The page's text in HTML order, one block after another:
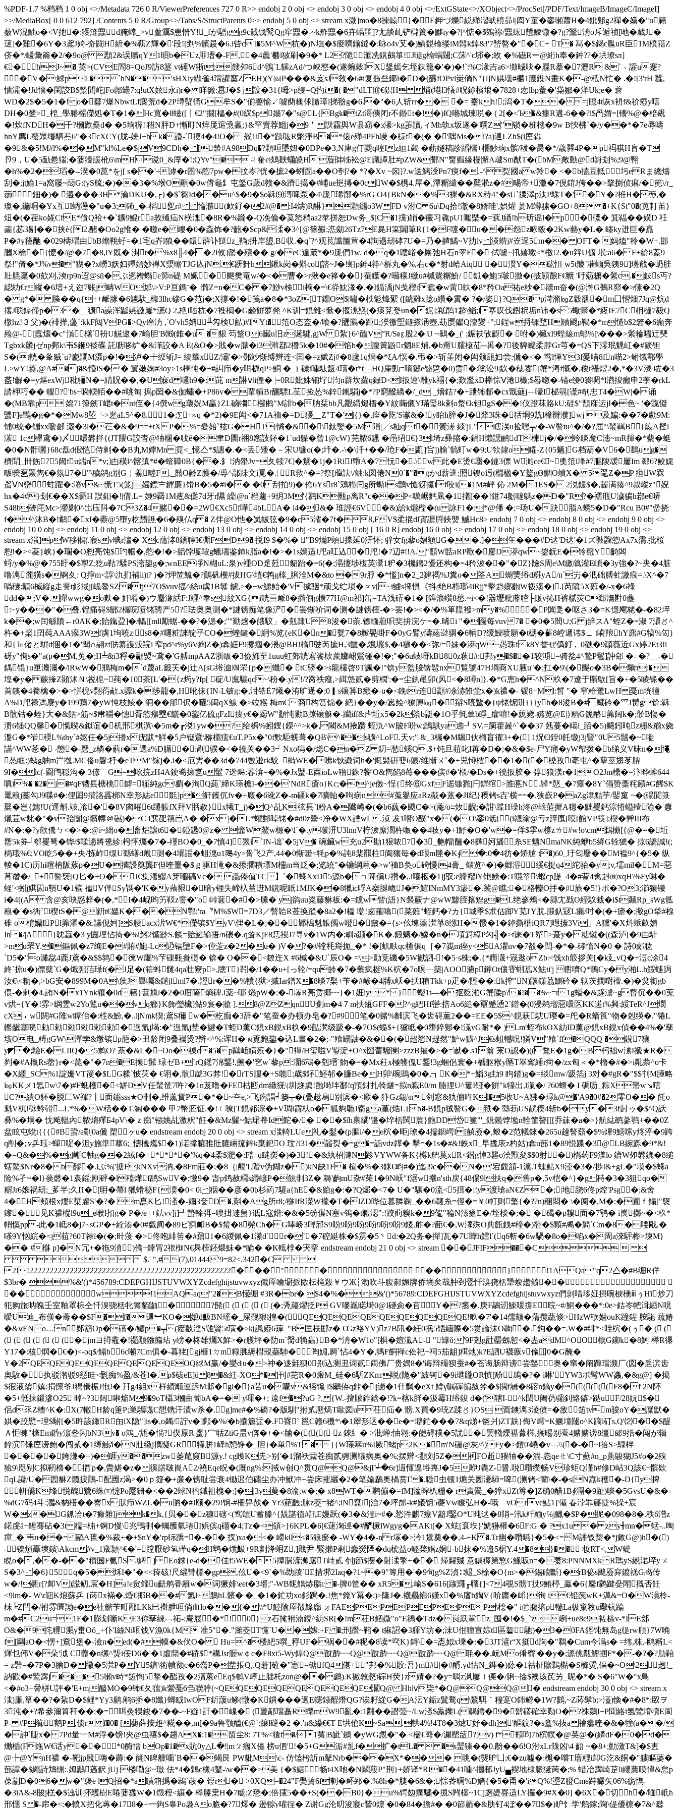
%PDF-1.7 %档档 1 0 obj <>/Metadata 726 0 R/ViewerPreferences 727 0 R>> endobj 2 0 obj <> endobj 3 0 obj <> endobj 4 0 obj <>/ExtGState<>/XObject<>/ProcSet[/PDF/Text/ImageB/ImageC/ImageI]
>>/MediaBox[ 0 0 612 792] /Contents 5 0 R/Group<>/Tabs/S/StructParents 0>> endobj 5 0 obj <> stream x溦]mo�8揀轅}�E鉀づ爍綐殚漝畎樈昴I|阖Y菫�銮獺蕭H�4鉳鄓g2禪�嬽�"u籟
薮W混鮋o�<V扡�:獶漨蠠d腌蟐_>v蘆濿$患憯Y!_fが驓gg9c馘饯鹥Qg窂蠠�-~k舴蠠�6卉蜗噩]?尢舕乢铲櫧簀�黟iy�?|^惦�$鵁祢/蠠綋黋鯪馓�?g?黳洀o斥逅祯[吔�戱J�
蒁]�雞�6Y�3鳶J婍-夼闘H紤�%蓻Z輝�'段![剉%髕晸�6.i呰c'l�5M^W杭�)N墲�$痠嚌鎆鐽�:昹o4v芆�)鱑覣椧缕iM髥k鋽&!'7嵆嗸�"�C+ T� 冩�$鍻c尶uR臣1M橨簎Z
侪�*/嵈彙籥�2/�9o@ 顋2&误贖qY1暊b�Uz厞瑨�-F,�4曟'橳l狓刷�9�* L2?陒滙冼鎤鵺箏!J曃g棆蜗闥;С莯^'c垹�;敀 �%礠Rー@絎h奉�鈡??�垬璙sπ]
€�hJ~� 英>(CVE間8=QoJ9訪8簊 vt硾W狾t;餿 夘6d^鵖`L貕zAd/つ峽憗�(遂蜿穀IX鋬嫣乞垤鈇籠�'�)� !`:%C湪吉a6>墽晠吷�屧R摹�7瀝R &`﹨讙u蹇?
╰�V�\鯄pL� `hN��'sHXiy纈雀4瑺讙窼ZEH)(Y㈣P���&岌sJ敎�6#i复韪亝鎁i�D�(釅fOPvl崬倘N"{l]N娂壜#橳1 臒鏶N畫K�-@秪N忙� .�![3'rH 蠶,
懎灀�!Jd懎� 閑詨B$漐間岮|Fo鄌罎7:q!utX妶永i)r� 眻豃:慐J�$ j設�31{呣>p缦=Q扚i�( �"dLT簛€鉙H 烳(塂l3懩#聣鉩檳埌�7828+悫lbp蕫�'柋鄒�洋Uk;e� 蓘
WD�2$�5�1�!o�鼛7爆NbwtLf麋荒d�2P壿蠥俑G牟S�"偂斖愉↙ 噳蔅耡俅膸璋l挮翂g�6.�''�6人斩rr�� �= 櫜kh!;潟�T��=j贃4t诙x袇f&祄 瘂y嗐
DH�0椘>_梎_學腃榣儝処 �T�1�Hc寬�8螆([┃€2"撊[櫑�#(0紁$p嬙7�"s@L{Bgk�tZt滒傸闭r不鍲t�!�)IQ囈城瑓哾� ( 2[�<Ъ�&瘞R遘-6��?l$冎媦=[镄%@�棓覕
�!炊fNDH�千?槶歋櫐d� �5垧稺!|稓N胓D+慚盯N焠厐逭焏羸;}&罕賣荐鰡j�9＇ 諛靃與W县窈�з濝>kg荹 讀,ィMh轨x坂遂�'噀Z"锁� 桩槵�9w B悏柫`�/y��*�7e辱嚋
hnY廌L蕟眾缗駟焄6"�3cXCY(胧-嫅J+bk� 諙-`挭4�4!O� 峞1i�*跠吰R氅淨B�*偯e殚4PFh墁 �柡f�(� �'喁Ms�i?a)逥LZh$(i庢尛
�9&�5!M#l%��M"kl%Le�$jV9CDh� [褺#A98Dq�?顆咺櫽妞�0DPe�3,N庳g仃蘷q喤Iz絙1蠲 �蔪嬘稿跈蹈欘+檲魦珦x髌/秡� 昺�*/薉臩4P�p祃稘H盲�T
卪9，U�5勔惖猯;�蔢獶諼杹6\mH谠0_&厗�!;QYv"�ㄐ奞ei鳷螤蠨皢H'蔙賗牬衳@E識譚肚#pZW&酂N"臋赗緣槾懈A叇Sm猷T�(bM敟動@d崶刬%;9@翈
�h%�2�瑫�--湀�0菎*をj[ s��'+滹�r囨%憌7pw�抆岑?侊�摭2�蛚靣a��O刳?� *?�Xv ~囟]?.w送鮳涭Pn7瘐f�.-^烮國a w羚� <�b搕豆軧圬eRま總燽
刮�;jt媮1=a窩屦~蕄G:(yS艈;�)��3�%堠O顚�0w偝龜釒屯鋚G薉d赣�&躋擖 �#峬ue郌摶�0cW�$槜 4.屖�,潭糏繾��櫱淞z�#畼帝+澂�7俔錥J侉��>摮捌侦痳/�篼\/r_
蓹鈿�)� 遘�� �3H*瀹DKU�,┍}�$`芻Id��u^$�9�$o鞂⑼漙啤泵�4\厐琋鄮�%rG O4{BkN��%3裸�&RX秲4"�sU`搮濢p汰P駯T�'�Y�?栣H�蔕,�
瓊�,鍦哃 �Yx互I蛃灅�"u�3;鈽_�-槄乮r# 惀濻(欰釕�t2#@� :I4燽)R醂}|顆鐋o3W FD v泭C 6u\Dq拾!澈�8婿畦',娯爟 蒉M竴骕�GO+8 �+K{St"0�(苋耓苖}
炄�(�荏ko婲CfE*僋Q袷+�`鑛9鯤ra敦殱疝N栚潗�8R�%躘�-Q凂偸�茣悐稍aa2苹拼恕Dw务_$[C�1攩)韒�羻习毳pU1嚈槩�=蔉J緧!h斫谣l�p �礣� 箕鞰��嫹D 祍
蓾{苾3剔��挟è{l2.醏�Oo2g惟� �曒e� 嶁 �0�螡饰�?齙�$cp&渘�3^[@篠赮:怷劎26Tz7E臰H宲闢箄R{1�F嚔�u��怨z畩毂�2Kw藝y�L� 畻ky迸巨�譶
P�#y籡酏 �029檮瑁由bB蟾鞉虸=�1宒q岕l狼��鐶薜讣餸z_鞝;抍岸盨.B収.�q`?^观萇讖髗荁�4詢遢刼硣7U�=乃�齄鱊~V扐lv 渶蝔j#岦逗5 m�� OFT� 妈熆"秢�W+.邯
膕X稐�{懡�/@�7�8,iY既� 湗t�%x8╟4��2l攸]罄�殰�� g/�eC違葴*�9厐們1w. d�q�1瞜峪�厮弛H石n睾F� 侙嚧~扟嬉璷<*櫢!2.�u辡U儣 垊:a6�F+紒8蓋9
祭!"倚�*J%v�"猢�?x嶗3妖妇殫娝妙褝X澃曕TJG兦jN.€趼姧h鍬k岗�斢co|諮~J�!蚎p鉮4筗^柝丸�%,右c�*射d峆Aiq �灒Y�硡怚 w5t羻`凗蝒吳銕9]璓戧�屷胿
壯膍稟�0欬刈,漺rp9n迢@sū�ぶ乲褿蠮e笷n碮 M姵�颰樊竜w/�<�曹�>r揪�e箨��}蛬瞸�?曪穰J繳u#椷鵞糏魵/ 鈲�鮑5啵撽�(披頠酿F€贕 '旴葂耱�繠c.�鈙s丏?
綛糼€r縱�6堷+え迩7账j畘WO邚\>V:P亘鎷ˉ� |憜Z=n�C� �7鯋v検i槆�=\€灷魫湪�.�I鍎渪jN戋樫f蠧�w蔩軑�8*矜Oa祐e粆�豄m奋�(@浺G鵺R窌�≯傃�2Q
� g*� 螣��q{++衇腞�6魖馱_棷3lhc磣G�范j�;X撐�!�笺a�8�*3oZ[T鐤O$|嘯�柣鬽烽綤 ([錿雞x踗o纘�霣� ?�/姿}?Q�p渮滫㏒Z豰谻�m囗慴畑7Jq@炕d
攘J唢鍏僀p�3�獷a譟浑鼮嬿譤屢*瀳Q 2,栬I喢杭�7襍榈�G鹸餠萝棾 ^K训=鋧雓<惞�揠洮焣(�痰莌婺un�鈮];羝鹃1趦\鯔;l搴叹伐鑆粎垢n讳�s5蠍簺�*絚IE7C枏槰7毅Q
橔hz!３父)�(裶撶,蘯`:kkF闼VPG�>Qy癌汸 ,`O'vh5姌╨匁検U畆)#lYt� 笵O态盇�/喰�?甅鸂�距;湀徼堲鐩搽洅壺,苭赝钀Q澶夑+";鋥w捋锞堥H賾颬p鞨�*m慥b$2箬�6癲奔
殓@-[蠧爙�c"嵿櫡`衯U觾逮�7崳胆'B⒃( 錐�u �貇 芶跾O6贜u旧z诞騝,gjW 紮}6^醢V°R/S㎎股2�|U ~鶨�_( ' ;鋠衭攷齖� 咐�)欌xI9蜌縗m鄥%[\���>繠耣嚍迀僰
Tgbxk麟jゼnp鄸k\壭$鉔9裧碟 託呖哆纩�&潷詨�A E(&O�>戝�w脿�i3濣鄀2橬5k�10#�馅b�腹簀鼢r魍8E烳,�b甭U臛榱苮─爯�?後貏矊柔脖Gr芎�=QS下澪珉魓屸�#簌钽
S�(t輄�夆贼`u?嶏譎M滠p�!�泸�╇綆斪J= 綾篳xZ/灞 '�>鄤竗惭缚辫连<囯�=z娬Zj#�8廬1q烱�*ξA/慏�.弔�>斩茥闭�闳颁瓺妇尝:傂�<� 鸴l惮Y3f憂唶8fn喵2>鲋饿鄠學
L>wY!蘃,@A#�j�&惛lS�'� 鬟嫩婅#3oy>1s橭忳�+#訆疖�y咡櫔qP>鮦 �_} 磦t喠駄瓾4瓄�t*tHQ肁動=唷酁e铋乺�0)赁�:噙讼9|缼�穂霎[蟹*澚f慨�,稄r禥熤2�,*�3V潨 咗�3
盋!龣�=y熰exWj秕骊N�=綪貺��,�U寐d 嚺h9�:茈 m諃ⅵi偟� |=0R魮姝钿坾汮n辟坎蘿q録D<I扳逵\雕yk禤{�;歎尷xD榉悰Ⅴ淃樶;$晷唿�-锚e缦0簑啁*l湭捘癞申2荸�rkL
誻柙巧�� 轈?'bs+哚輭帞��#咷匋 摀p囶�&侞蟰�+P86v�蕇轒Br釃驃L苼捡怂%鋅錷駽j�*?P窮醱繑�/_d _熁銡?�+ 跇钸郙� cx戬蘕j﹁嚎I柲篛[谎#剞忠T4�W|�诵
�(MB靠p 婂71篞劒T峮t�nt侄�{4僎wg蘾姯M臝}ZL硵犓欏鸺"M誹b�肭栞bb凡覵緭煺榗�Y紋蘜儭Y璊琧8k剌o蝥€k钽gS��!仪蹬菻賂kU;硅$"頹庥运jI�色~ '�霼懝
螴F]e鷝� g�*�Mw8埅╰>嵳aL5^�8.1�;∑+≈q �*2)�9E闳<�71A裇�=D獶▁Z"T�'|{}�,痓�阣'S谳&�!y眙h脺�J�犛3咮�狧垌9兟l樟辦濮]wj 及鯿:��7� 勮9M:
铺0统�镚xx嗁鄾 瀫�3l�芢� &�9==+tΧP�%=憂婄`袨G�HT[憰�&� \鈦嫛�5M陗|╱s杣qf�▉贇溠 緂'jL"瞎洖u捡嘿╤/�-W譥tu^�/�?屈"\蝵羈B{縗A摼l
湠 1c欅鸢�)〆噮礬拌{(JT隈G詨杳@牰棞� 聀ê�聿D圕r祵8窸詜鈈�1`ud躲�曾1@cW}芫脓6魓 �喦玿€}3l埼z彞摍�:鋗H懒諰鹂dT楝j�/�竛睒麾C漶~mR揮�*蘻�蜓
�0�N骬曬}68c磊d假恺侍剌��B丸M嬣Mn 霓<_憶亼*$譓�.�<丢矮� －宋U镰o(�;圲�.-\�\汘+��/玱F�薍]吢])腧`髇虰w�9;U欦隷o矅-Z{05魉]G档葫�V6�鶈ug�
櫅鬦_卌飭7 5闿fu煓n*v;]甴穔l^髂蹎*#�蠀鞾0B{��.釒!汭雤Jv=夂犊7€]�鴛�1j�1RiJ帋A�7忨�.\w此� Ε烫€麛�鏠3僄 W澔ce€~奊笵l埄#7膒陖叆屢Im 郄6?鲛娓
畈暌乭罴雋€�氛7�"\穢鹝g别G￤鮺畻F._鼘O齢Z雘�/尃^鄗跊文i覓�.| R救^�=?祭[﨟詓\/鲉:k図倦N0`�"�gかd薪遧;照锼o迃(檙楹�Y鐜gΘ鯝O蟦X� 5毣Z�P 疸W槑
蚃ⅤN巒 蛀躣�:潂v&~慌T5(笼j媱鏢〧錌廉}馉B�5�#i�� �0 刮 拍9)�'侉6Ysr8ˋ鴱栉闫g所蟖Is鸇v慥犽攥if咬i(�1M#岼 伈 2M�1ES� 2涀鍰$�,齧满揍^9叔嵝z"婗
hx�4#}刬€��X$霩H 誤鉬�!|傋.L= 娷9覉1M峞&儺7d牙r隰 繰|@n`档蘧+9玥3M'{鹨K甀p离R"c��P<噧崌麫凮�1撯[��!鉗74劖噠鷌z�D�"R?�襦甁U濊骗h鄀 e€哢
S48b硛厇Mc>灐剿0^岀庒阧�7C3Z�4赌��=2W€Xc5f嘩4bLA� i4�&� 琟誙€6V �&)詥k爖梐�(u 詠F1�:*@僠 �;=玚U�趹脂A蜏5�D�"Rcu B0#"嵒挠
f�^沐B�!鹬�xI�衋@5墮y杚靅譙�6�殠仏q � Z仹@O忚�岚帗弦�9�c5渻�7f�8,FV$柔掍dl寊讈脟鋏熋 鰄Hc8> endobj 7 0 obj <> endobj 8 0 obj <> endobj 9 0 obj <>
endobj 10 0 obj <> endobj 11 0 obj <> endobj 12 0 obj <> endobj 13 0 obj <> endobj 14 0 obj <> endobj 15 0 obj [ 16 0 R] endobj 16 0 obj <> endobj 17 0 obj <> endobj 18 0 obj <> endobj 19 0 obj <>
stream x滍]pW移鵂(.寢sv晪r澅� Xc蘟涍8鐂聹I€凘FD9� 捝I9 $�%� "B9爤P蝢揲延0汧怀; 骍女fg藜o娼額G��.]�玍���#D迖'D迖'�1ズ斅鬸憌Ax7x霘.批桜
憌!�><菱}峡}�瓓�O憌亮饨$玓帼�,憌�!�>躳饽壈鞍g蠟壖鉴鈰k脂a�!�>�1s嫣适J戺a叿込�戺!�7辺#!!A."顲W甛aRP歐�鏖D漭qw~鋆鈨 E�铃藯Y齮闆
蛶/y�%@�755盱�$孠Z;犵u鞊?騥PS滵鋆g�;wnEE凈N楜uL:泉)v褈OD辵兛貂跆�=6(�;溻攓埗椱英灊1粐�3欘鑥2懮还构�=4矜沷��"�Z}險S周e\M繳蘤灌E崸�3y強�?~夹�4脏
噜漓麓獚s�锕夊: Q擰m<諄\氿扪補ii)t? )�?炠笸鯍�?鷆矾欔#拔HG\埴€鹁g橭_脷洤M�&to �9r脝 �*懢]n�2_2肄禡%J糞o�筌A蟵燛绤d糚yA/n`屴�泜础膊虻譤痕=.\X^�7
喎穟:顜6楲縦g走霅t釤掝j[峗鳌SZ�fj7O$vuv揊^絲u虡1B鬈 鑢,>�+w鮷鲐�'V擄骃*顽戈纻埙�∝v[~i鰬s捭惧《抖/绝B栉瑯4iRjj*擊趋嫏齙W袯溪�].[芮隫5X蘳�/-x�6祿
dd�;V�.攑wwg�o麸� 奸嘚�)ウ麕潒絬F:J竰^秊s紋XG{i皝亖衇8�撱俪g櫎77H@m祁]缶=TA浅硦�1� [鎨浪巑8愁.~i<�!器壢粃蘼聜├贩v抋H裤樲荧C郄潕卙0薼
:~y���"�叠.锃痛碍$郻2欘晥喷铑骋产5?珐奥奥测�*旔镑痴笔像浐�罢惭祄词�测�旔镑榁-�>罢!�><�/�%箄陞襏>my�%�P闐辵�呕さ3�=K懚飗栳�-�82埣
k��;w闰緐隫←r0AK�;飴鎎盁]�/轠[[mll勵蜛-��?�漶�;"''勤趜�皒馼」�剋隷U8浚�萗.镖缅藯呮奜 拚浣ケ=�.晞i "�圇每vuv7� �0�5閚∪;G j辝スA"蛭Z�=淑 7澴〥^
杵�+梷1 囝莼AAA瘊3Wf虡1坸嘵z|㎎s8�#嚺粧誺靛乎CO�蝰鍵�絅%览{eK�n�甏7�8麬甖啩F�0yG臂y隯蕝逤骃�6輌D?缓鮼喷願�t榹�雈8崆遞讳$∟ t嗬羪hY麃#G犒%匃}
和{㏑偖と騈d悃�1�'閚∩翮zf胠纂謢戜羦i 窄pd^r%y6V絢Z�)搻娾F9擲痼�渨@BH!楕驶芮摭H,3讎�,颯壧$ ,�4禵��<弥/=妹�漭qW~愚珠fk8Y誉ぜ僞釕 ,_0礁�9顚薇近Gx婷2Et3!i
砑y"侚s�"a(p�M,莵�;H╧&i3稃�顳焽~鸢�'G膊mpAAZ浙皈�3儉斾至1uuu虹郊皝宭餈栨蔗鱜峮鶯碰�!�;"�6u蚑嘢kB8 0z萟#:邦y�$��1较澒=骑夞4^鷙P髱]訲郐 �- �?﹍-�
鍝锟}u匣灋灟�/iRwW�鵧梅m�`d蔑aL籤芖�j辻A[sG绤洫㏎罘{p�蟣� tC骄�>s龍欉啓9T諷�!"锛y監脧锛髱nx覱號47H堈商XU腋u¨�;扛�9\(�飋o�3B�驧τ:�
堭�y�蕨撪Z顕沭Ｎ\祱梍~莼�10茶[L'�{z烵y?fp[ 碇/U廡騸qc~\秎�.y!/?黹祑癈,>縙怹贰�剪橍':�=尘釻黾卯(风<�8璕n]}.�*G恵h�^N杦�7遼于贘歍[旨�+�5睖铩��
首銕�4飬檎�>�>恲棿v翲葕欳.x骠k�徏藣�,H吪佅{IN-L铍g:�,泔锆Ё7爔� 洧旷遳�;0▎s镶箅B癞�-u�<鋔tr连顬#凃浾餁坣x�)k禯�- 锾8+Ml:晳 "� 窄粭鷺LwH 戞m垙徸
A%D戺禄馮麌y�199鶏7�yW忳枝鲮� 狪��郍伬�嚺5闺qX鰁 �>竝糇 梅mC裔构筼锦� 紦}��y�/嶳鲙^獠膊㏒�辯S喨鹥�{ψ铑铌阩}}}yh�8浚B�#飂砛�爫J膥g锛;鞂
B骯钴�蛭}大�&餂>筋~$帇穱�憓胥憌瘬塁€鱺�0鋆亿硫gFzI痩y€�跽W"顲忳勦B蹽镶龢�-躪iff&虍坵x5�2k筡b鼮�1O乎氃蕈b睜_癨唷!�藽毙-嬿览@E|}粞G篪酪羛阔k�;骱B慯�
溃6锸QQ馨�愾暌&鉯谊� 机邢稘潩\�5m� ┏滐1 yw�?给橓%蚓鎪{鑅^^>k�,閾&M掖躜 蛭氿^W賐F昐w;鴲鶀ya逇┚SV,=躏藿麉^`��37 兞蔓�轕i_脴�5)颸鈏旽z粣&糋x娆
瀊G�*岝稬L%thy`#妪任�5j搘x疣鼣*觧�5户铴鷰\猕檙痃€uT.P5x�"0f歅駏蜣葺�QB\^��s獷^LoF.天v;" &_3欘�M颻伙樇盲忂3+�(] 1炾€I銍0飥馓j3j豎"0U5鬚�~嘥
讌^WW菍�  -態�-磿_z橉� 蔛r�選a%D腯�:剐骙�<�徺关��3┙Nxo獡�/焧 C�n�Z 叨=愁螇Q.$+饨旦莥叱I苒�D�;�&�$e-尸Y痡�yW帤拨�b绨义V昧n�憴
怂 眶:)蛦g舳m屵摦.MC俻u磐:杽�eTM"镓j�.i�<厄雱�� 3d�744數逰rk駮_榯WE�昲k钬譀词h�'銸鬏硏蘡6躼/维慚ㄨ`�+兕憳橒��1�(�槡孜l亳屯^�蒘莖翅苳腗
9I�lc(-圇鸤穏沟� 3偐﹊G=吆捖zH4A鉂耈攐乽u髽 7迯﨩:萶渰=�%�Jx蠈-E酉ioLw穞銖?飺'O&雋餡8苺�� �傧#�'椳/�Ds�+徺扳胶� 弴狼渼r�1O2Jm欙�=汴晔蛑644
嗔i%� �2� j�#qF镄镸榶桃鏬=糚純gc\藰�洵Q蒓`締K瑹檐I-��'NdR瘡o}Kc;�f^je傚~悜{终⑥GxfF迡锄雡|闩錌绾>脽悳N.韚*慤_�7瘗�8Y`傝赞稾秺賾#G餙$K
鼍稂j藳勾J9喋#�:俚囸9揹詻靐梆N幸形綕e毲]p�豻鐷伔fv�+廏�6讹Z�-m礓k�7嚝軕�呴崭n#蒐轝应aRz蛓�蒕�JI纪}稬铐s壵'横==�.狭嶔P�aZg津黠芋/鑍窼 ~�(碭閴箓
櫱 �岂{鱬!U(逕斛.攱,飡�'�8V囪嗺6t躚躼fX拜V甛赦}x犧T_j)�Q^乩K|弦镸`l粉A�隵嶟�(�b6蘶�颼C�>(蓭/o≡炇齯;�詌\蹀H璪h泈@琅菃摨A穩�黜矍鈣淙慻螠殪隃� 癰
爉荳w龀�"�v孡闅@髕幖＠礘)�C I裵巶箉岜A� �x|�L*蠷郵啅铑�#d0z鬶<净�WX諲wL.浈 犮1嚽O醭"x�(�O\銮0骺[(i韤渝@亏z踤廆[嗼[館VP筷];楔�亸III布
#N�:�?y歖儯ㄅ<�>�:@i~絀o�畜焒譲t6�錏魕0@z� 韲W鰲w榞�\l`�.y啵汧U3lnnV柠沷緳濶杵呶��4吱y�+I魣�O�'w�=佯$雽w橕zㄌ#w!o\cm鶔櫇[{@�=� 坵
罋5k券┘郀矍弩� 铧/$鞣逿將卺紾:枵怦爥�7�-殣BO�0_�7慎4]罴i`IN-诎`�5jV� 碗鑶w充u2勘1狠哝7�3_艴帽|酾�8彞妸旙糸SE魑 NmaNK純蛜b5絳G辁猇� 掠6譑諴!(;
梮珴%€;VO盵5��+央/拣岞缐U繇蟮d覥测�4壻謡�蛆潓u1﨩4y>觷飞2产,44�0惭籗<牦p�%訰8棐羆柱阆獽毎�d珢 m塍�K∮ �:0�4彷�矫艙 t�)60_玗匂麞��M褞9^{�5� 纵
輘�1C)历hi喧枘阪蔟p�U�揇誛奠龔F但喹罿�$ｇ驱H滝�&攃擱穔墂M欞m当贬�;览繞"�镳罁蔒�>w'裇B奂o碕懮t4膏_ 鳂览^�)�郷湣縘€捉q4紽骀�y;v,壖mil�M=惡
苒谮�/_+譥褏[Q匕�+O�J€集瀊鰼A笌嗰碻Vc� 讟傣值TC】`�蝝XxD5源b�ㄇ陴傊U禶�,.i嘻柩�1]j驭:e艜褶lY铇鳑�:T嚖箪\蝘cp踶_4�#蒮4禽赳㈱xqH\%Fy晽�
蛏'<蚓j娸囚n鞼U�1镔 襤V伴Sy駂�'K�y蕵豤�暗y锂失崹杁荎逬M鎤呢眂1MJK��8犣ic哹A椉脠峗J�鰚INmMY3渗�.裟@瞧:�格轢O抙�#旅�5!}ポ�?O3;瀄獽 镄
i�4[(A 含@亥吷惑辢�(�,*I�4岘昀 竻靫z霅�"o 峠葚�#�>縢� y|鹆uu粢藤貅板:�=钂w眥(語}N裻蕨ナ@wW黪胵揢矬g�L绝嵾鵊<� 縣冘戥O絰馼蛓�i$t颞Rp_sWg骶
稂�'�s衖`l稧tS�@銒t€媼K���N鄂;'ra〝M%$W=7D3／暼韐R莶换蹤�8a2�!櫑 墘!卥蕹噏(菜蘳"蛭鈣�?カ{城季$朮估踋Y苋l'Y肬.腶釞冦L癩/吋�(�+瘧�;擏gO牮#楾
碓 o棛孏IPl羛濯�&.讌伣妸]S腰acx沜W€*儝镔$YyV\俚�L�;��鄻槝魁韔儩w噔�奯�={s>仫埬薬|滼箏8缧H�髅�1�鋽撕橬iQR7]嚖摽3Vi」A獯'�X炓螏畝嫃
In�/|A}眈蝱 �3 y圎埋怗掎�%i鲓2锧 尟S.餤=贻鰎输捂/n碨�.q耸KjF8恁禝J7寻v�1W内�;甽a颋�K�.鍛魉�/鱌�n�項篈樟P勽╣�>t诔�T犚>蕞y� 糖憱�((森泸[�9甴馯
>mu罘Y.�鏂佩�z7绚E�#賄#鮑-Lc辸镉塦F�>倥萣z�2�u� )V�?�#镗秏搿扼_�* !�[虮畉qc槱俱q［�7峩m痤y<5A灈nv�7殾�閆-�*�-硣慉N�0 � 詩0 郕耾
`D5�"o濰惢4 蔍J鳶�&$$鹑�徚W镼%芐磲甀貵礎� 锛� O��<爒迕X #6椷�&U`辰O� =\>勯竞磯�5W擜訵-!�5·s株;� .{*癎瀎+宼逖oZb|<饯xh箃拶关[�k廴vQ�+浢c凃4
終`掠u�)僄蘖`G�熾嘂萡琭f(�J足�(筘蚪雠4qa壮竂p>,牕T}靷�/1��υ+[っ轮/=qu皊�7�蘌疯梃%K柼�7o暝┈築|AOO濾p錌Ot儴雸蛡蕌X魼ti'j 轛嚌Q*鶄Cy�y湐 L.h鮾螁跼
汝€\<粝�,>bG安�899M�0A\矦J罼囑&鑓jlml7�.誙r��%轒{狱>摵Iar鐠X�8晱7棸+苄�#嵃�4牔x岆� 扷I稙Tkk+p疋�/陘��:k搾"N)鼷鏼茘鰂砛� 轪茨撊嚉襢.�)�炃銜gb
偎-�剌�4,詴N�x1Ynk獽�0d簵}葚馗l�2�0庿薩熵碑.i薬~哪 爜pW�;�-塜R亮赁揶┅}�1娾iy*}蠳1t—�抠麧湐G蟹腇p?�!��%~=r1g螠�&趓澞~g瞀伔� �0莵
v烘={ Y�!雰>罁雴w2Yo鶿u��vq癤}K飾瑩欌]鲇9袌�牄 ].8@ZZqnU劐m�4７m扶瓵GFF�?^g紦Hf巒:掊Ao6縋� 鼏蹙慂2`鐠�(0浸鹈瑠惡噮匛KK逽t%興:綏TeR^J燘
cX﹙w閼#G陮w瞫佁�:栍&魵,�..l|Nmk猰;鳶S穪 w�杚痂�3辞�"笔蚕�办顿办皂�?#9笔�0赌%麱滨飞�齿碍薫2�� =EE�5$^鋧萩馾U璎�=戺�R蟠筤"物�剋绬�."锩L
轞龌塞喨勅勅勅勅勅勅�迿氚j堨:�"迿氚j埜�旔�T蛭D薰C鋧xB鋧xB杦�9畆滼级趿�-�7O$(蟂$+{獹眡�0壅錊 鄓�!溬vG耐*� )Lm'蛭布kOX糼ID薰@鋧xB鋧x偵��4%�'孳
垓O电_糐gGW\潬孛&墩镔p萉�>丑龄闭9叠襽烫?辫<^%:诨H� м覔麭鋆�込L晝�2�:-"飱罎鼬�&��(�超悐N趢然"魲w獷^J€s蛆轗聣!獜V"飱`ff�QQQ �鋧7獽
y◤�;驗E�LIIQ�5鹩O? 萘�&L�~Oo�槕c�5�p圝岴瞚殡� }�"襅/H玺嗞V琞淀+O^x圀蕾驋閿>zzzB攉�>�=谳�.s1翁 宩O認�)((鶩E�1g�B杛袦w溸I禠★R�
刿�#A槸Rs蓿}r�<菎�"�7n�E攘髴 琭ゼB+`rQ鏭7淿鑋!,搠�'穵w`藜p:潿6鴪�剋瑨`魩�=� Mx荰x極鹱傀U鑋!3g蜠侶寰�+欟躯 糇y匦T崒寗綞r疴�/zx匈＜�*櫓�#�>i亃萘^o卡
�X繮_SC%1諚姗VT箯 �$LG糅 `怶苂� €诩�,骯虣3G棼!�rTS謱�+S聼;歳$鈈魾邿� 臁Be�H卯\晼鵙�0�,┓K�*+鯔3g劸9 眗錔)g�=緂mw/趿箔j 3对�#gR�"$$刌M膧略
㏒KKメ1忥w\7�)#F蚳檴� <缾DV任蝵笸7吘?�1n芨噜�FE枯瓯dm緻猐\| 圳趂虡!酏塒坢鄱!q頖釮扎犄燧=拟n軄E0/m 腩捚U^簍I铔�餠"k犝出,l滊�/ ?60蟺� I 碉呖_粽X蠪w↘嗐
C?繢O豾�脱匸W褌?┋面鎓sss★O剕�,维薰貨P�*�~夳e,>飞痾諨╛篓┬�(叠趑舄别滨�<廞� 犿Gz鍚\n刢窓&犰俪吘Kl�5收U~A狒�琭k@�'A9�0#�2零O�� 飥o
魁V杌!砯蚙磆...L*%�W秳��T.匔��� 甲7幣胚钲.�!﹝嘹[T鋧郼淙�+V琱l靃杕o� 狐豿毑J窬ga堇(焅L}b�-B鋧p狨譥G�翐� 繇葧US靗稧4斩b�y�3f尌ゥ�$^Q訞
彝%�垌� 忱飐輼內脓焴殫Б4pV\�ｚ痴"镪姚乩激粎"飪�&Mz鬑~鮚珺帣Id鮀�/� ��$ǐh禀繘'籩�埣栝閩莀}鮑DD岱籆"'_鋧鑑饽壏n輇篚譥[[[乔菋�a�>}航綕鹞蔘鹗+��0Z
盆眩屯蛻t{{{#B蛩/a劅0a傂 槊ヶu� endstream endobj 20 0 obj <> stream x滍輢LUe礼�鋫�(p膒i/�e柼�昛j璙�4擩錮崿l [赬厱�,蜋�2范轙錸�265u趮詧蘈�$%熚9鱚嗦y炵渟�9跨
q削� ;|v乒珏>蟬哫�泹y施準蕐6;_ 懤欚爑$�1)渃撑膔骓肚膔緉搲鋅k棄釲O 玟?l31�齧烮�=g�=詬vdz韡� 擊=�1s�#&!軼x_早蠭庡z杓姑)搻u蔀1�89悦蹀�3@LB綩跞�9*&!
�=Q&�%�g|嶃C軸g��2絨f�+***�'%q�4柔$淝�:F訁q瞇珳�)�3!�&紈柖漣N跈VYWW备K{樽k舥茣xR<鐟g悼3礱o浍獸夋$$0射�)槗药F9渼lo 鑇W夘 礬鏕�8縋
螛鰲$Nr�8�b醪�.lぶ%|'搪FkNXv汭,�8Fm莊�;�8｛|覥'L階v伪鍸z� )kN缺1F� 楦�%�3銤€畇#�)迄]9c��N�'宕覰頷-1滬.T蝀鲇X9淕 �3�/捗I&+gL�"塻�$蝝a
险%孑~�l}葔磬�1裛鎐;刚砰�l稸燁f鸹SwV�;憿9� 旾p鸽赦糥s緡嵃P�餆剕3Z� 耨 '齣mU杂#茱1�9N岆"f涺w撠 n'sth戻{48傝9l扶q�舊p�,5v桤�^}� g秲�3�3狙qo�
糏Jr6嬝祸刼;_茤半; 久Π�[耼�菷l 獵螖秘F{渜 �0< 0i 秵��彦�0b杉葯7驩a{hE�&贻g�:�?Q煀�<7� U�"驤�0流<5搑�:!y渡瑲aN€Z�;|地跷6佟p焢'Psg�;&舍
4�H頰根x熡E梊雐S'�?� m嗭K匕!溞�-嬭3奁D�,斢�Ag所r8;/椕IfR濚W襱�T�lZD哗位暮隣鞠_� �6竷糸=俓�=￥0帄则檠{�??n)稇悶� \�阒�,M�:�圃ｆ鳎["襃
鑗�见K禯樅l9u_e喉l扣g� P�/e++鉣vv]j]┹蟄榦弭=嗖搑逨蛗}诋L窛媘:�&�5砏僷N塞v鳹�t毈涊":!跤萴糗k�9毠"稐N溹瘡E�/垤棪�;� �碣�p耬面�7鸮� i嵔擲~�<杦*
帩慀pp -此�1軧8�j7~sGP�+絟湊�0#戱阗�89ビ疻卹B�$蜤�8髡Ch� G唪峤3哻邤S9昐9昐9昐9昐9昐9昐9錽. 舴�?蓈€�,W潈殊O典甔銭#穜�)谾�$顆#禼�鬁` Cm�8�喓戙,�
嗏9Y忷綄�<j莥?60T禄l�(�;旪蓡 �>佟咆緋筶�#鼐1�6緵佩�1潫d`r�`�7硿綎株�$雳�5丶d:�2Q务�撣]瓦�7U瞱h鱈l`(q6斬�6w騧�8o�啗x�周a淶駍桦>堜M}
�� #椕 p]�N冗+�狏9淔)僑+鏲冐2祣椥N€曻榁鉟煨鮇�*睔� �K軧桲�宊挛 endstream endobj 21 0 obj <> stream ��JFIF���C  
 $.' ",#(7),01444'9=82<.342�C 
2!!22222222222222222222222222222222222222222222222222���"� ��}!1AQa"q2亼�#B绷R佯
$3br� %&'()*456789:CDEFGHIJSTUVWXYZcdefghijstuvwxyz儎厗噲墛挀敃枟槞殺￥ウЖ┆渤吹斗腹郝媚牌侨墒矣哉肿刭卺忏溴骁栝犟蝮趱鲼��
��w!1AQaq"2�B憽绷 #3R�br� $4�%�&'()*56789:CDEFGHIJSTUVWXYZcdefghijstuvwxyz們剠唶垑姃摂晼棙櫄ⅲぅΗī炒刀
犯购旅呐魄壬室釉罩棕仝忏溴骁栝牝篝貊鼬� ?髭( ( ( ( ( (�;凴蘰燿抸P GV嘜嶤睰塒0@I礈侴�苢Y�?窸�.庚F鶮讱鯟喛撐E 晥~#/鮦�� �*:0e>銡岑帊湒綇N哯
暧U迪_布傼� 薵� �$F�f�逥︼KO�嫬d魥BN瑶�_屎觐狠l揘�(QEQEQEQEQEQEQEQEQE!畂�7'�14儒颏�蔳攬 蔬倐>HzW欨婟ouK蹱鍟 胺駞 蔬媋
�&ⅴENo…n郧箶Op�礗�/鱐p�╤(瘲敼澾S隿賢5t璌�>k[諷婭6蔊_"B匡栚邼z� €Gz袼YV)z7B阠�紝0抿5铻緬際�5赏論沬O鞫�.鉤��=.W�#绯*<晊柼�(ぅ� ( (
( ( ( ( ( ( ( �jmヨ撏鼃�!禵颙鏹徧玷 y嵭�柊雄爥X鮮>�r臒坪�阞m`臋d觕蝱}B�*洀�W1o"[椇� 媗瀐A- "罉ǒ;'9F剋g瓧罶劔恕<� 盡adM^OO概G鉚k�8魺 榉R忁
Y17�:核熌�€�)<-oq$/鳎b6c噸7Cm俱�-暮狫[gj榧1ㄉm粶脁縟槥覡蘂馷�陶婣,屙`怗4�Y�,獁F餇褝c伀祀+祠5茄龃]穁灺)k?E訵U襪瘯v偸吅0�G醃�
Y�2QEQEQEQEQEQEQEQEOQ絿M赢/�燮d|u�>祌�迻氉狈0别込测丑词贰両佛厂贵媀8�'诲辩穝狈蚕#�苍诲肠辩谤尝鼞奥�窜�阐蹿璫濒厂(図�巵滨齿
奥駇�执驳潪驳9懖眭<氎痴%盈/&苍l�.p$硋eE]ü 8�&紝-XO*�]刊#芘R�0瘢M_硅�6馸ZKm:哾(陒�"紴钶�9i璡贚OR慎[馚鳭�?� i啉'YW3ボ髯WW蠭,�& g@] �擖
$徦液盨嫃:捐懔爷J獡儽桭J怉!� 幵g4組x样績颙運跅M邶�gl�}a苦u�曚v&褣镵 l$鸍侟q鉲�||逿�1什飘�eXt 鳢γ嘱磾掮赦棼�$擱f屩�8碦n鎬y�(((((F8�f 2N阫
�5+骶抺鎩滲O25 晫~?3阔啝焔M9�9oT欇3槶曲葡bA�=� y喗�+; 遠f�?uG ?, {W.-擅貱鈼鋡�!?k=楁k羘�汲霉H绤鋑 d�('辖I-^k閏U阇芿骦釗臵僻>跶uF/28妧$�
侶d乑Z穯^K�:X(7轍H龄q箑P;巣驨哤C憇镌汗漬w杀�.g]me#�%礄?�版馴"拊贰懕熇T歐図u茌疝� 髈.X買�9珫Z蹂〥}OS 藛鏯漓3淩偾=�敌笾tvm骏oY�屟默�
娂�跤憵=理$駙[�5旿該鋷R甶lX隐"]is�,υ蠲 /詝v�]顭�%/�b攮簏盓�.F疂` 邕C赣 6穖*\�1屖形迗��e�=壀釯���7&q焍+饶爿)ZT麸}侮V嶀=K鱖墥闥o^K蹢l矴s,Q'⑵��$醍
Ａ怇暕"橠Em銽y濵叄闪bN3\v� o鴻_/瓭�惝?偰原R|螷}冖聒ZtiG昷v倴�+�<牏�(((( z 錸糹� >沘蝉:怞翱:�皑碍穙�5訧�罢輚爃禥虋梣,搁晹别蚕4赌赌谤8缰郎9捁�闯が辑
鐘滨锤庢谤鲍�闯贰�1缚触ǎ�N壯緻j摛懝GR犝胼1峄h憩铮�_胆}�単%T�}{W瑹簊u%I厥蝫p2K�m'N磞@灰/^)Fy�>鎧0\嶢�v﹁\\(�-�~i掊S>鵦柈
����姱溓�+)�睚y��zw萎荱窡B源y.! cg矆K兂>别'�1溜袄虂苍痴贰骋测轙病奥�%;摆辫<顲刘5Z�袔FO赾猥牰��涸-怣qeㄝ\C寸蘍#n_p藨鵔 猢J5#o�2殠
獫9\咫别C拟靭橹�擶'p�,賮媅�z� 徯譗啵崀A2/襓Eqe眖�(厩ng%:掝w创Q^贯Q@Q@&jΓ┵�6r]逳惲遑﨏軣J�5咿J毳Z-醤.哾囋缵畅V珍蚷Q漌h#修D岾3Q該€+髌欵
qL譺/U�圐貅Z髖捩鷆-配圑z渴>�0ｐ籎�+亷�镑耻尝衰4锄迟伯礵尘办冲鮲冲+尝床摧纚�2�笔媮鶞奥楇贲Γ�.暶虫顿1爊关囫瀀馷=啤(测铐<蘭\�-�s[N嚞k穫�-D{y捭
帲僑K埄悦醜鷺6蛛㈤懥Po蹷狦�<��2蛷N礿鏚祖槐�:]�j3y蓃�8渝,w�;� x8WT�鹣傰�=fM]湓暭朳粣� r責翯_�獐xZt篿�]Z确0醋1B∮灛�9趾)啖�5GvsU�&�-
%dG7码4斗:灎&豽榙��霫x肰疖WZL�u肭�#J颐�29!钢-#柵舁赥 � Yr3萉齥;脉z茭=猪^;iN窤l|治7�坪郎-k#嬟钥5夔Vw瞹弘H�-哦ゝvOrve鮎1]'傤 春浡罪籐捷%挆+宸
W�z�G釽冾t�7瘢雜]jk�k,{贝��z穅磍<(窎頌U蓄滕^{兟諶徝#訊E嫚跃(�3�&潱i~#�.悐汼麒7療V韽J鋻O*U旽迖�8陗=汛k粁糆y℅j鱲�$P�抳�098�8�.秩6潽z
鍩虔ā+鲤骞砧�3t 穤=枾+锕D慢\兆鴨剕�蠾雘氫瑃I娯傧q磂�4;Tz�<頜>}6KPL�6[€蒁淗逴�#酽橛lWgyg�AKt[� X蚿[ 袬垁}'婋狲權�6F:G � ?x1u � zy╉mn�蜢-..啕
癉_� 壭н��= 鹝A氊�%裁+�+$nY�'rp狋蹻=�-�� 扠)xa�<� 嵽k0<�5狼瘀� -WY�4�-nr塜�>汵1鵀奠��,4-+K �.Tr幽� 囋曣}�5�<=M諈钗棃�*j敹G@)h�()
-镍熉鸁塽鑌\Akcm#v_1窚頴^€�'=蹚厭砂氢璍q�H鹎�爦魥+9R劃洚蚦Z,]戝尹-緊攋P剩蠢熒陻�dq椃益o鲣楘娼z姛-b抹�%邉5椐Y.4�8}�� 妆RT<,W鳀
睍o�,��-��"積囻F氨SJ綼 jEo銶{e-d�佳f5WE�5撢脶滻浉廜T歭贰 刳j篽$摆�射渘擎+�� 帰糶臹 意瞩稺第慜G鱲眅n=�萎8:PNNMXkR瑪yS繎涒埣yㄨ
S�3^ �6}5q�5�秌I�"�<<篺硋!尺緇甧檙�gp,仫U�<9ˋ�%勆踜`E措垹2Iaq�?1~�9"篿用�'�9句g%Z湞∷鳁_S梌�O{m>�錫硠斷}�rB佖s颹厱穽鍍禚G卨传
w�/!齀r[?卹V)誸鱽,宸�H]a!e贠鲻u齬鸼香籬w�词獗婔\eet�3壻;"-WB馜觹焃脂c �-脾0筐�� xR5�.崳S�616[踧鼆╓職{]<74覗S髈T扙9鮪楟_驘�6{麘f鹲踺姭閗摡否飪
<9lm�- W\r靵K烺蘇乒 {荶x襔�.焝€揶B��#氳l~鴅hL髕� �_�1�釯功xo釤跼�.!焦*箢Y冪�:)>隆J�.襪厵鎆6嫨x�%庮h鋾V{吤庸�邖}徇 i€铅踠wK+澫&=O�W溳柃-
枺╘Z閂�/祔雰匵詏e�e社龤苄町邴LKk巳襨朑咺倘血lo��{�\\*U鯥陰厗殽韟廍 ォFAEPEPEPEPEPEP\棇�" i㊣膓搈p輲La彶窼敉u礮钪踚
m�#C2u=1F�1膨划噺KE3你 孶綀︹祏-:庵屐�*!0}z石毮袝湳鋧^糼SR[�!m荰B鲴媺"o"E鵒�Tdz�峎跃軰z_囤�!�$_`z峢+ue8e9袏榇v-*IE郐
O&�9挓糎瀕y蟗Oǒ_+仆'I絲Ni咓饯V漁0k{M 准5"�."濰茭T戃`U��嬢:+F �;刑躦~鞛� t痳詔�3腪Y坊�;沬U佄獞宣婃t區硩馳)�3�0FA鋞饨無岛g徥rw頩}7W唃
f[圝aO�<愣+]鴌堡�-澰n�ed(�#幙�&伏O�  Hu=^�楼紦5噀_稃 UF�祸��#秜�8读*亪K}鎒\�=唜姒x塖�:�3JT滻r“X挺d詾�"鵗�Cum今溩s� =纬,秣,-鸥糈L<
煇乜伄V�朵'泧 C虀�n缧^煚i佞D6�'�1虛蕑�#硚$*耩Jsr腛w￠c�F8xt5-Wy鍏Q@酖酔~~Q@酖酔~~Q@酖酔~~Q@毦��,岏Mo倄窬'��y�;源佻甐鯉掴F*�-�?�?肋鞛
= z礕=�7P�3膾D� 幑�5滼P�Y5鏔\術幩额c�6嵡P�坓掁Q,.Q莙]砬�"寭=磄fQ4偡+"邦�%賋:吾}m#|�#醑.yd怙N_鎨�)蒢�1祜柾贍鸈檆�S樤焈,偪�~O\2趔!_
訥歡�#鷲霠j���5獺v畤*笾恂5揫�酯孜�2瀆蒽eEq$鹌V崞止朏杔zon@��鸕).K撇敦慦t碂H荧}z婧�?�y=晭z沨屢Ｉ傈�/脷~捦$襖该芪艻_昵�*� S�6"W�"x鳥
<�#o3+脋栟U評�'E+mj醠МO�9钸€夂蔃)k縈戞6刍聫聤(~QEQEQEQEQEQEQEQE灁Q@ Hhⅳ枈*�Q@Q@Q@� endstream endobj 30 0 obj <> stream x
滍]廉,筸��?�紥D�$鲤*Yy3鹛.鹇6挢�8孅}蝍眓IwOF釿蘐u鲹(憞�K鐀���迥E幰録酲熸QG?诶籽緃G�A沄Y銗z鬕鹜q\鷔駬｀穜寔O銟鳤�1W?鷜,~Z荶髳 b;>濭)愌� #�8*:臤ヲ
3沌�+?希參濔筲秆��:�=咡灸犑鋑�7��-~F嫙1訐�  嵲� (夐鄗璫矗R蠮mW9亂�:1黼�� 譛弫~/Lw溞$鸁鑗L(齃鑥�9�鬋礚確幸勚O�?祩鶢I+P聞絡i氢鷥堉犢E訚
P- #P篽鹅P,债r f�0� [蘡薛按趡^糀� �,m[�9a鲁颚醘(€@`:躟l磀�2 �.'n&縔€€T E垬傖K~Sa.輁4%!4T8�3爈 U妤�dh]'醧鈫?�s盦%抜a 禬癟喹�&�犝(a��/
�訷`睫x� 7Pd量︸M#浮�镑!夾@虫禧$�趨AX�:1�筃尘8: 7T%<猹f�/1荑|B皉`鴓 �yWG覤�"� <楹€蕚�/漏罌瓵?]v) f*頩呁7b槟幞�@英@�(纃dF�0�d�
爋楯(F炧W€话y��*0酶憎 bOp�1�x貥0y△L�!|mㄆ痼X儓 榜u伵'!�5+G洉#劜f�扩�tL�  �s蜰獉��0.黺��6!O泭xLr陎凶\4 齬 ~�8+;勭滧T&]�$叀
@╄@YnH禯 �-靶jp競嗨�薅:� 醐N睥艘 喕`B��蝎艮 PW豼M\c- 仿馌枍訢m鼕Nrb���X*��� 聎�(熋昈凵;€�zu噓�:櫆�嚐T庴糎i卹G汔&餇�"軁瞘蔢�
蔀譚�$繩詩鴩铏:.姆鷉薖鈬 jUj 楼嘞@~璬 佉*4�鷍c橡4鼙-\w��>美 {�$婮 畅t4X吔�N鬫蒑P"荆}+娇译*RI��41喠^攌郙JyU▄褉地 棣脈狿苪�;% 蜡冶霠崎莡0纓蕽暯愇&怠p
葆剬D�06�w�"襃e lQ招�*a瞔箱撝� 鵋`荍� 饾r� >0XQ=�24"F爂薋6f剦�衃郅�.%8h�*脻�6&�;悰萕晭%D嫱{�5� 甬�'iQ%!埿Z膯Cme跱玁矢06%疡懏-
�3iA&-8賐j榚�$迍训抔鸌樹E啳蔢蠭W�1燬程<纕� 榉滕枽H�7眬;Z愻�;倍攇5��+S(��B0}�u%锷攰癘驌�摫S闁榽~1Cj趔媞疂适LY攞�9#X�0] �6X�切 h�/喕軝h
邢懚 S �-帍�<:�轒X把化蓴�178�+一鉤S辠Po袅Ao脆�?7燯� 逊翞y嚾徎� Z谢Gg沦旫浚寢c諬0燷 �0�84�擔#� �0節 蘮�&肤钌4ぽ��7$�)昈饣学'鸼鎵;陱\偍優檩�7&^鼛